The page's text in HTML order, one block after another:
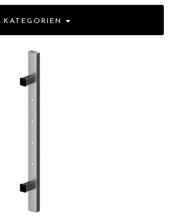
KATEGORIEN